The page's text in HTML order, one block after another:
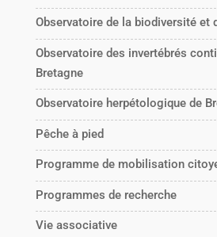
Observatoire de la biodiversité et
Observatoire des invertébrés
Bretagne
Observatoire herpétologique de
Pêche à pied
Programme de mobilisation
Programmes de recherche
Vie associative